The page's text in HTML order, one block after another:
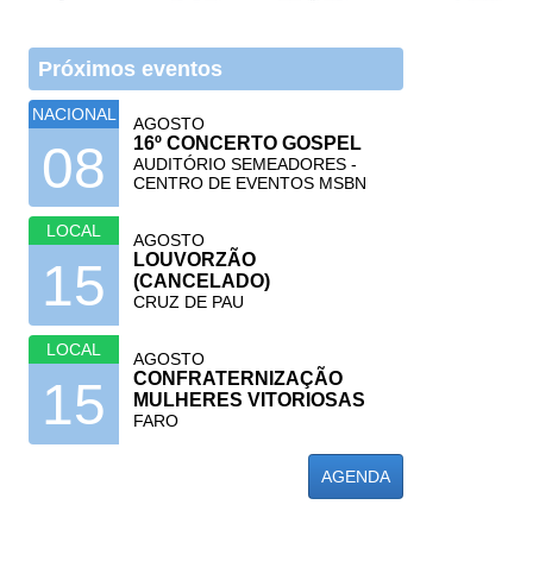
Próximos eventos
NACIONAL
08
AGOSTO
16º CONCERTO GOSPEL
AUDITÓRIO SEMEADORES -
CENTRO DE EVENTOS MSBN
LOCAL
15
AGOSTO
LOUVORZÃO
(CANCELADO)
CRUZ DE PAU
LOCAL
15
AGOSTO
CONFRATERNIZAÇÃO
MULHERES VITORIOSAS
FARO
AGENDA